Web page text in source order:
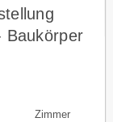
Baukörper
Zimmer